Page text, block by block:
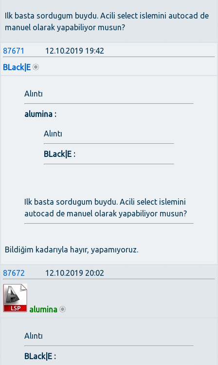
Ilk basta sordugum buydu. Acili select islemini autocad de
manuel olarak yapabiliyor musun?
87671
12.10.2019 19:42
BLack|E
Alıntı
alumina :
Alıntı
BLack|E :
Ilk basta sordugum buydu. Acili select islemini
autocad de manuel olarak yapabiliyor musun?
Bildiğim kadarıyla hayır, yapamıyoruz.
87672 12.10.2019 20:02
alumina
Alıntı
BLack|E :